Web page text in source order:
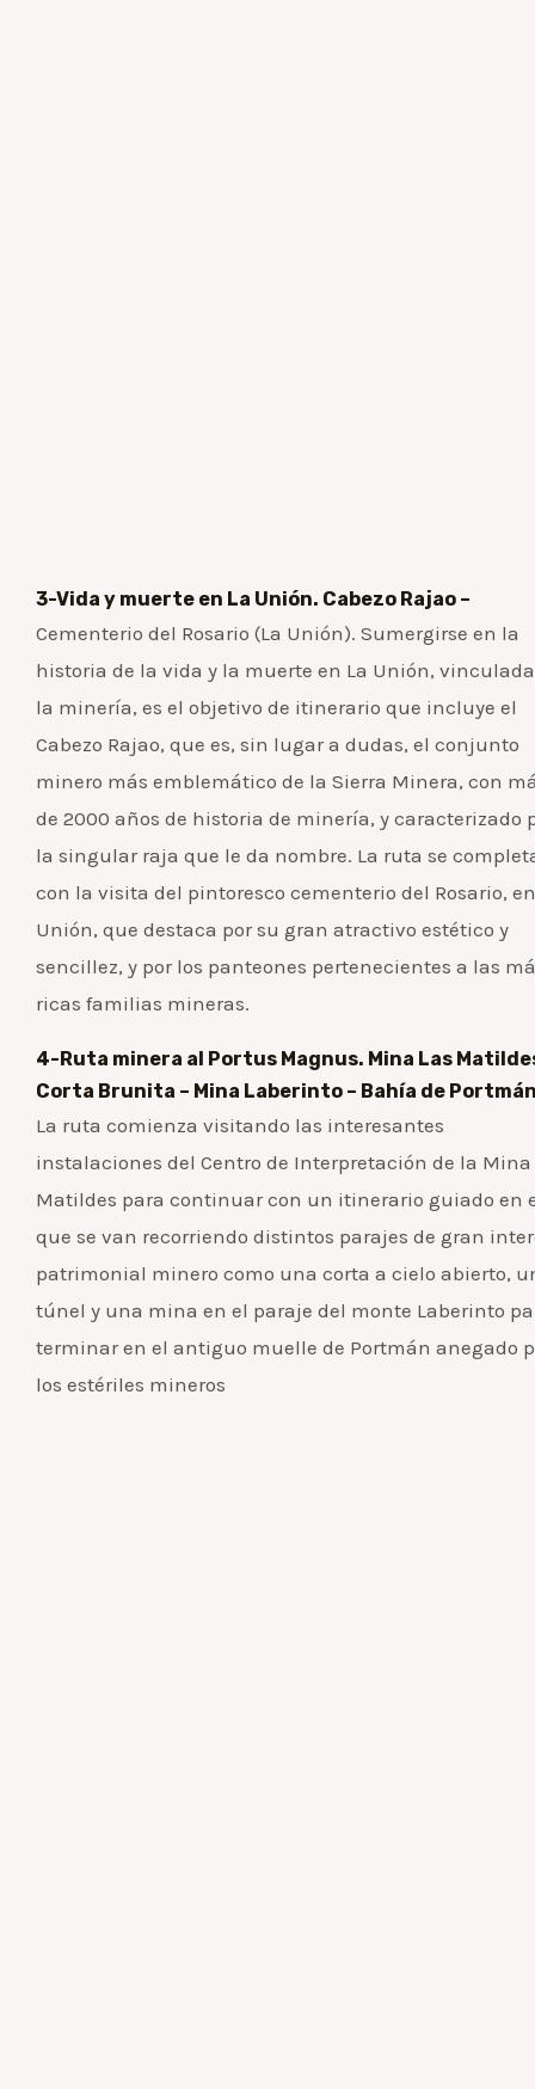
3-Vida y muerte en La Unión. Cabezo Rajao –
Cementerio del Rosario (La Unión). Sumergirse en la
historia de la vida y la muerte en La Unión,
la minería, es el objetivo de itinerario que incluye el
Cabezo Rajao, que es, sin lugar a dudas, el conjunto
minero más emblemático de la Sierra Minera, con
de 2000 años de historia de minería, y caracterizado
la singular raja que le da nombre. La ruta se
con la visita del pintoresco cementerio del Rosario,
Unión, que destaca por su gran atractivo estético y
sencillez, y por los panteones pertenecientes a las
ricas familias mineras.
4-Ruta minera al Portus Magnus. Mina Las
Corta Brunita – Mina Laberinto – Bahía de
La ruta comienza visitando las interesantes
instalaciones del Centro de Interpretación de la Mina
Matildes para continuar con un itinerario guiado en
que se van recorriendo distintos parajes de gran
patrimonial minero como una corta a cielo abierto,
túnel y una mina en el paraje del monte Laberinto
terminar en el antiguo muelle de Portmán anegado
los estériles mineros